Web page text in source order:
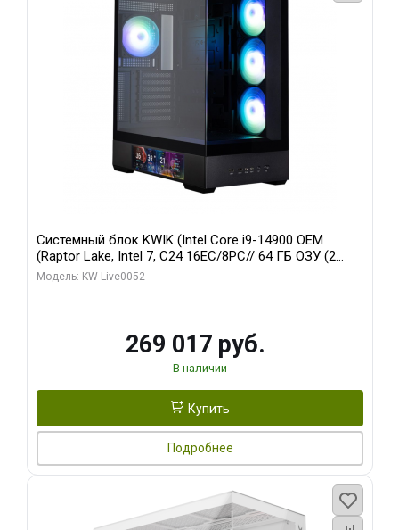
Системный блок KWIK (Intel Core i9-14900 OEM
(Raptor Lake, Intel 7, C24 16EC/8PC// 64 ГБ ОЗУ (2
модуля)/ Palit RTX5080 GAMINGPRO OC 16GB GDDR7
Модель: KW-Live0052
269 017 руб.
В наличии
Купить
Подробнее